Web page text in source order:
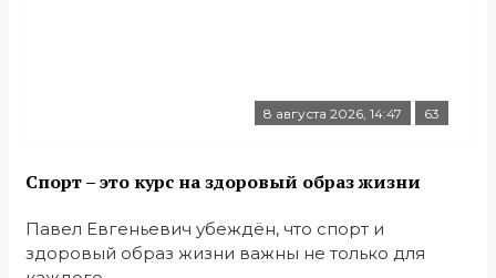
8 августа 2026, 14:47 63
Спорт – это курс на здоровый образ жизни
Павел Евгеньевич убеждён, что спорт и
здоровый образ жизни важны не только для